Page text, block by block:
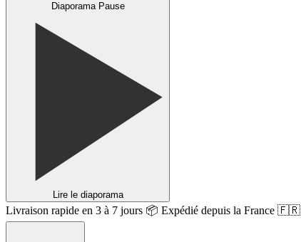
Diaporama Pause
Lire le diaporama
Livraison rapide en 3 à 7 jours 📦 Expédié depuis la France 🇫🇷